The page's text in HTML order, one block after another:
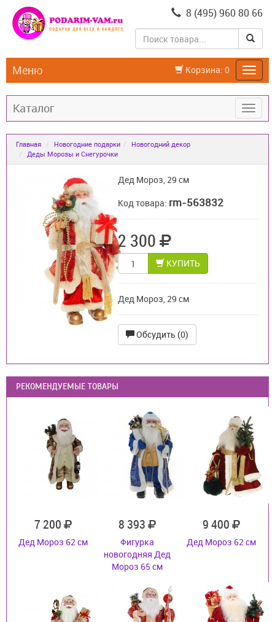
8 (495) 960 80 66
Корзина: 0
Меню
Каталог
Главная Новогодние подарки
Новогодний декор
Деды Морозы и Снегурочки
Дед Мороз, 29 см
Код товара: rm-563832
2 300
КУПИТЬ
Дед Мороз, 29 см
Обсудить (0)
РЕКОМЕНДУЕМЫЕ ТОВАРЫ
7 200
Дед Мороз 62 см
8 393
Фигурка
новогодняя Дед
Мороз 65 см
9 400
Дед Мороз 62 см